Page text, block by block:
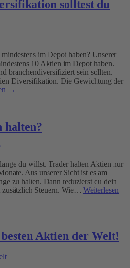
solltest du
im Depot haben? Unserer
10 Aktien im Depot haben.
branchendiversifiziert sein sollten.
Diversifikation. Die Gewichtung der
→
halten?
du willst. Trader halten Aktien nur
Aus unserer Sicht ist es am
zu halten. Dann reduzierst du dein
zusätzlich Steuern. Wie… Weiterlesen
Aktien der Welt!